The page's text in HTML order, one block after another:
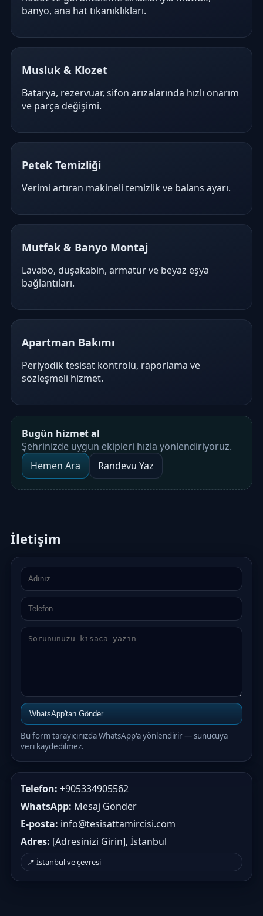
banyo, ana hat tıkanıklıkları.
Musluk & Klozet
Batarya, rezervuar, sifon arızalarında hızlı onarım
ve parça değişimi.
Petek Temizliği
Verimi artıran makineli temizlik ve balans ayarı.
Mutfak & Banyo Montaj
Lavabo, duşakabin, armatür ve beyaz eşya
bağlantıları.
Apartman Bakımı
Periyodik tesisat kontrolü, raporlama ve
sözleşmeli hizmet.
Bugün hizmet al
Şehrinizde uygun ekipleri hızla yönlendiriyoruz.
Hemen Ara
Randevu Yaz
İletişim
WhatsApp'tan Gönder
Bu form tarayıcınızda WhatsApp'a yönlendirir — sunucuya
veri kaydedilmez.
Telefon: +905334905562
WhatsApp: Mesaj Gönder
E‑posta: info@tesisattamircisi.com
Adres: [Adresinizi Girin], İstanbul
📍 İstanbul ve çevresi